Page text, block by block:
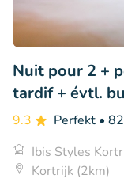
Nuit pour 2 +
tardif + évtl.
9.3 Perfekt •
Ibis Styles
Kortrijk (2km)